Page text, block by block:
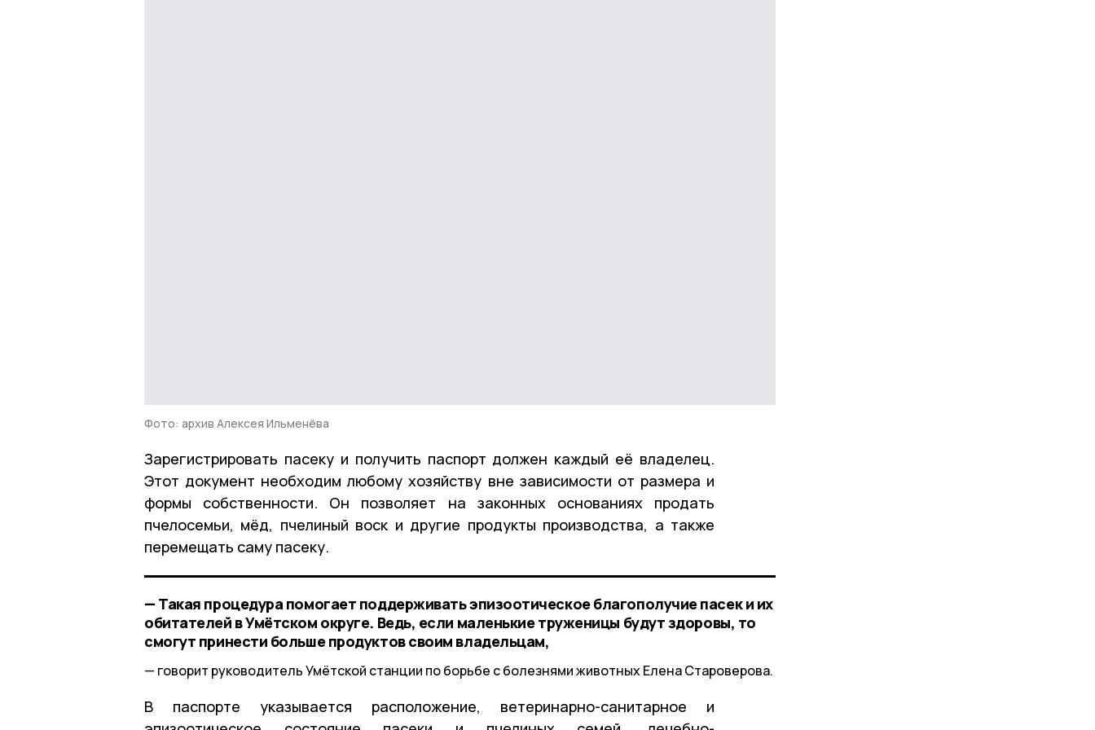
Фото: архив Алексея Ильменёва
Зарегистрировать пасеку и получить паспорт должен каждый её владелец.
Этот документ необходим любому хозяйству вне зависимости от размера и
формы собственности. Он позволяет на законных основаниях продать
пчелосемьи, мёд, пчелиный воск и другие продукты производства, а также
перемещать саму пасеку.
— Такая процедура помогает поддерживать эпизоотическое благополучие пасек и их
обитателей в Умётском округе. Ведь, если маленькие труженицы будут здоровы, то
смогут принести больше продуктов своим владельцам,
говорит руководитель Умётской станции по борьбе с болезнями животных Елена Староверова.
В паспорте указывается расположение, ветеринарно-санитарное и